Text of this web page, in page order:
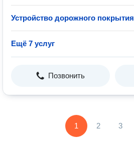
Устройство дорожного покрытия
Ещё 7 услуг
Позвонить
1 2 3